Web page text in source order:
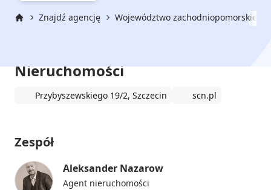
Znajdź agencję Województwo zachodniopomorskie
Nieruchomości
Przybyszewskiego 19/2, Szczecin scn.pl
Zespół
Aleksander Nazarow
Agent nieruchomości